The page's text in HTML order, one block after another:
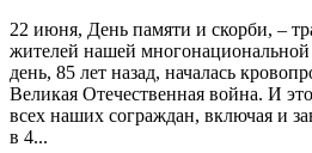
22 июня, День памяти и скорби, –
жителей нашей
день, 85 лет назад, началась
Великая Отечественная война. И
всех наших сограждан, включая и
в 4...